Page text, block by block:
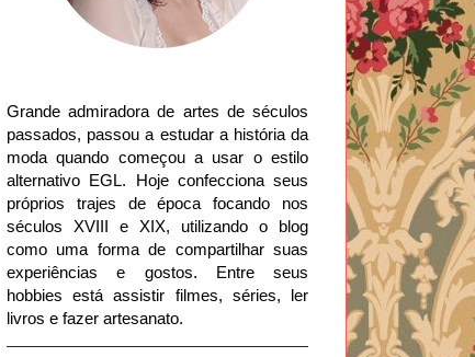
Grande admiradora de artes de séculos
passados, passou a estudar a história da
moda quando começou a usar o estilo
alternativo EGL. Hoje confecciona seus
próprios trajes de época focando nos
séculos XVIII e XIX, utilizando o blog
como uma forma de compartilhar suas
experiências e gostos. Entre seus
hobbies está assistir filmes, séries, ler
livros e fazer artesanato.